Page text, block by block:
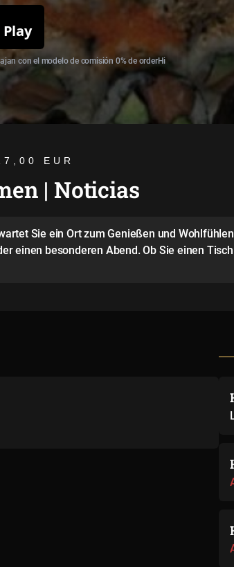
Play
con el modelo de comisión 0% de orderHi
EUR
| Noticias
Sie ein Ort zum Genießen und
einen besonderen Abend. Ob Sie einen